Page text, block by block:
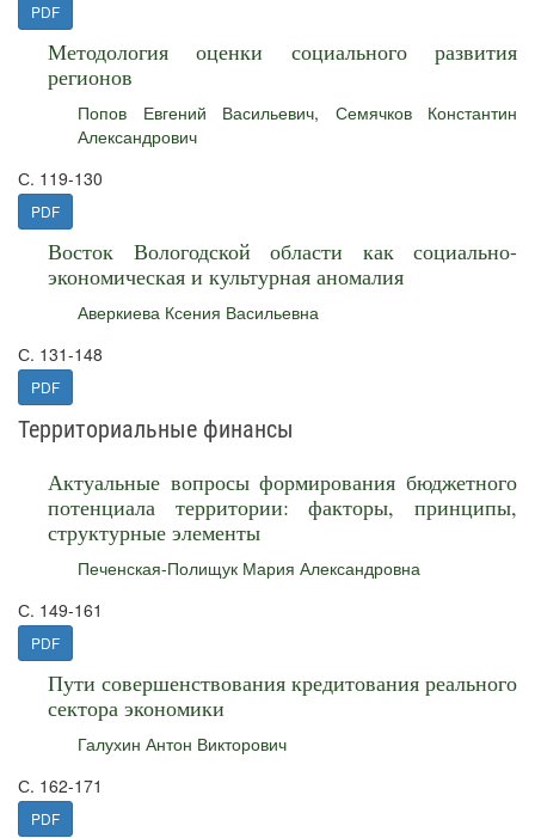
PDF
Методология оценки социального развития
регионов
Попов Евгений Васильевич, Семячков Константин
Александрович
С. 119-130
PDF
Восток Вологодской области как социально-
экономическая и культурная аномалия
Аверкиева Ксения Васильевна
С. 131-148
PDF
Территориальные финансы
Актуальные вопросы формирования бюджетного
потенциала территории: факторы, принципы,
структурные элементы
Печенская-Полищук Мария Александровна
С. 149-161
PDF
Пути совершенствования кредитования реального
сектора экономики
Галухин Антон Викторович
С. 162-171
PDF